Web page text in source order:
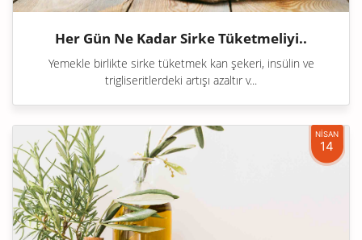
Her Gün Ne Kadar Sirke Tüketmeliyi..
Yemekle birlikte sirke tüketmek kan şekeri, insülin ve
trigliseritlerdeki artışı azaltır v...
NİSAN
14